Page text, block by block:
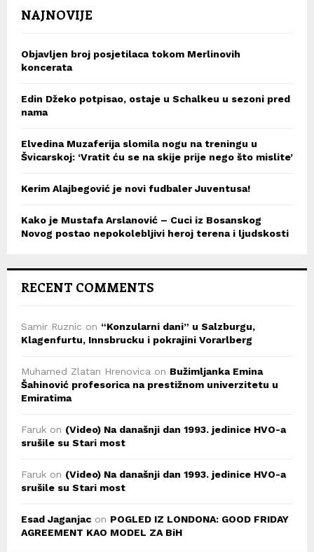
NAJNOVIJE
Objavljen broj posjetilaca tokom Merlinovih
koncerata
Edin Džeko potpisao, ostaje u Schalkeu u sezoni pred
nama
Elvedina Muzaferija slomila nogu na treningu u
Švicarskoj: ‘Vratit ću se na skije prije nego što mislite’
Kerim Alajbegović je novi fudbaler Juventusa!
Kako je Mustafa Arslanović – Cuci iz Bosanskog
Novog postao nepokolebljivi heroj terena i ljudskosti
RECENT COMMENTS
Samir Ruznic on “Konzularni dani” u Salzburgu,
Klagenfurtu, Innsbrucku i pokrajini Vorarlberg
Muhamed Zlatan Hrenovica on Bužimljanka Emina
Šahinović profesorica na prestižnom univerzitetu u
Emiratima
Faruk on (Video) Na današnji dan 1993. jedinice HVO-a
srušile su Stari most
Faruk on (Video) Na današnji dan 1993. jedinice HVO-a
srušile su Stari most
Esad Jaganjac on POGLED IZ LONDONA: GOOD FRIDAY
AGREEMENT KAO MODEL ZA BiH